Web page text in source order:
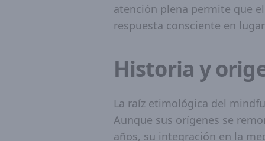
atención plena permite que
respuesta consciente en lugar
Historia y
La raíz etimológica del
Aunque sus orígenes se
años, su integración en la